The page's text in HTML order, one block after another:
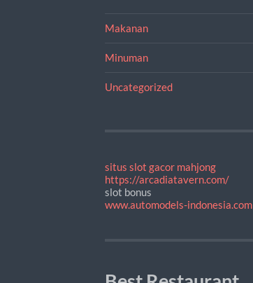
Makanan
Minuman
Uncategorized
situs slot gacor mahjong
https://arcadiatavern.com/
slot bonus
www.automodels-indonesia.com